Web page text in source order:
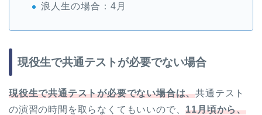
浪人生の場合：4月
現役生で共通テストが必要でない場合
現役生で共通テストが必要でない場合は、共通テスト
の演習の時間を取らなくてもいいので、11月頃から、